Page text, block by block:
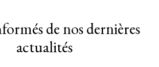
de nos dernières
actualités